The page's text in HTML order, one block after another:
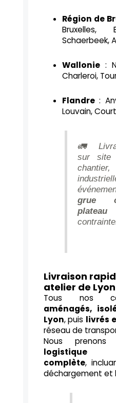
Région de
Bruxelles,
Schaerbeek,
Wallonie:
Charleroi,
Flandre:
Louvain,
🚛
sur site
grue
plateau
Livraison
atelier de Lyon
Tous nos
aménagés,
Lyon, puis livrés
réseau de
Nous
logistique
complète,
déchargement et